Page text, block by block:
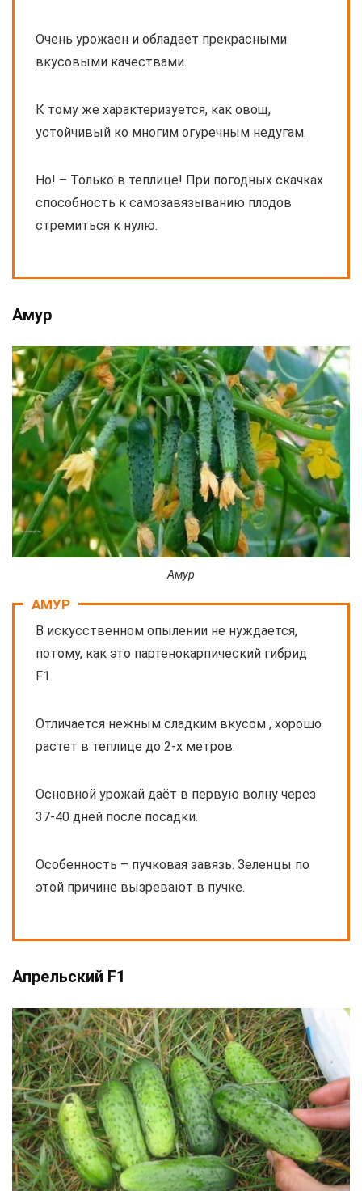
Очень урожаен и обладает прекрасными
вкусовыми качествами.
К тому же характеризуется, как овощ,
устойчивый ко многим огуречным недугам.
Но! – Только в теплице! При погодных скачках
способность к самозавязыванию плодов
стремиться к нулю.
Амур
Амур
АМУР
В искусственном опылении не нуждается,
потому, как это партенокарпический гибрид
F1.
Отличается нежным сладким вкусом , хорошо
растет в теплице до 2-х метров.
Основной урожай даёт в первую волну через
37-40 дней после посадки.
Особенность – пучковая завязь. Зеленцы по
этой причине вызревают в пучке.
Апрельский F1